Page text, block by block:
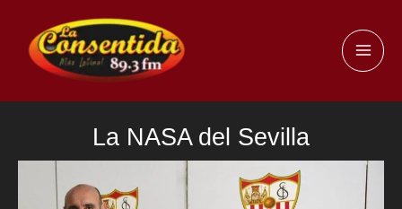
contenido
La NASA del Sevilla